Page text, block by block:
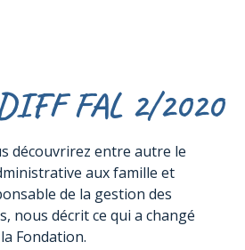
FAL 2/2020
découvrirez entre autre le
aux famille et
de la gestion des
nous décrit ce qui a changé
Fondation.